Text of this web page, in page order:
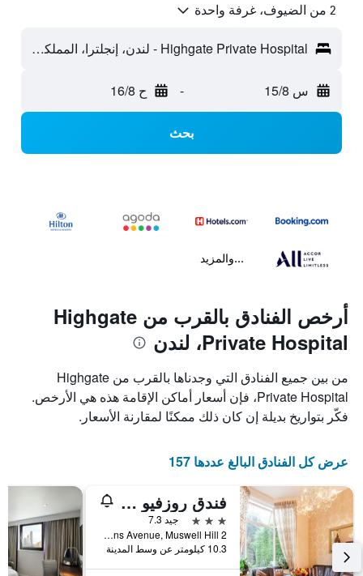
2 من الضيوف، غرفة واحدة
Highgate Private Hospital - لندن، إنجلترا، المملكة المتحدة
س 15/8 - ح 16/8
بحث
...والمزيد
أرخص الفنادق بالقرب من Highgate
Private Hospital، لندن
من بين جميع الفنادق التي وجدناها بالقرب من Highgate
Private Hospital، فإن أسعار أماكن الإقامة هذه هي الأرخص.
فكّر بتواريخ بديلة إن كان ذلك ممكنًا لمقارنة الأسعار.
عرض كل الفنادق البالغ عددها 157
فندق روزفيو أليكساندرا بالاس
3 نجوم
جيد 7.3
2 Queens Avenue, Muswell Hill, لندن, المملكة المتحدة
10.3 كيلومتر عن وسط المدينة